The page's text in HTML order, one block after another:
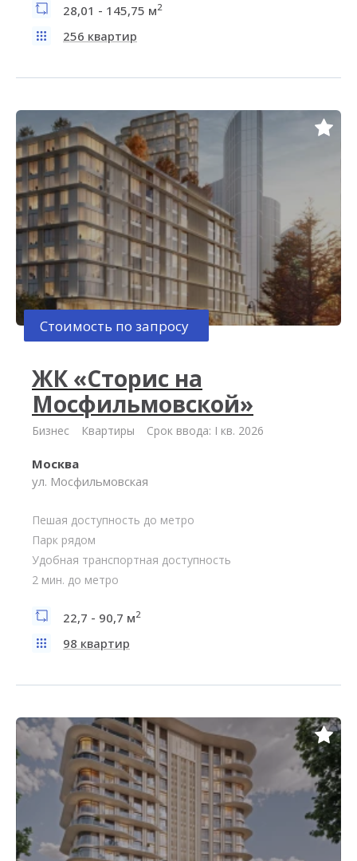
28,01 - 145,75 м2
256 квартир
Стоимость по запросу
ЖК «Сторис на
Мосфильмовской»
Бизнес Квартиры Срок ввода: I кв. 2026
Москва
ул. Мосфильмовская
Пешая доступность до метро
Парк рядом
Удобная транспортная доступность
2 мин. до метро
22,7 - 90,7 м2
98 квартир